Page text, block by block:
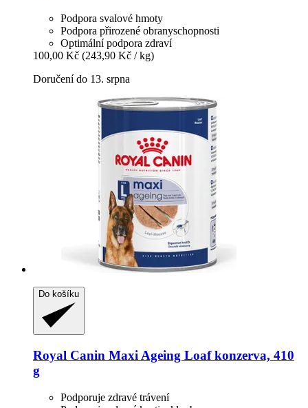
Podpora svalové hmoty
Podpora přirozené obranyschopnosti
Optimální podpora zdraví
100,00 Kč (243,90 Kč / kg)
Doručení do 13. srpna
Do košíku
Royal Canin Maxi Ageing Loaf konzerva, 410
g
Podporuje zdravé trávení